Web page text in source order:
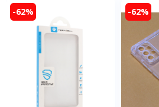
-62% -62%